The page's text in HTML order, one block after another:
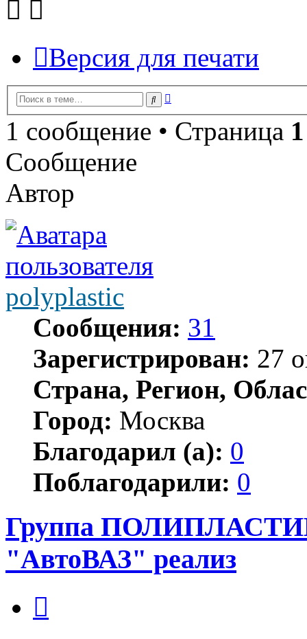
Версия для печати
Поиск
1 сообщение • Страница 1
Сообщение
Автор
polyplastic
Сообщения: 31
Зарегистрирован: 27
Страна, Регион,
Город: Москва
Благодарил (а): 0
Поблагодарили: 0
Группа
"АвтоВАЗ" реализ